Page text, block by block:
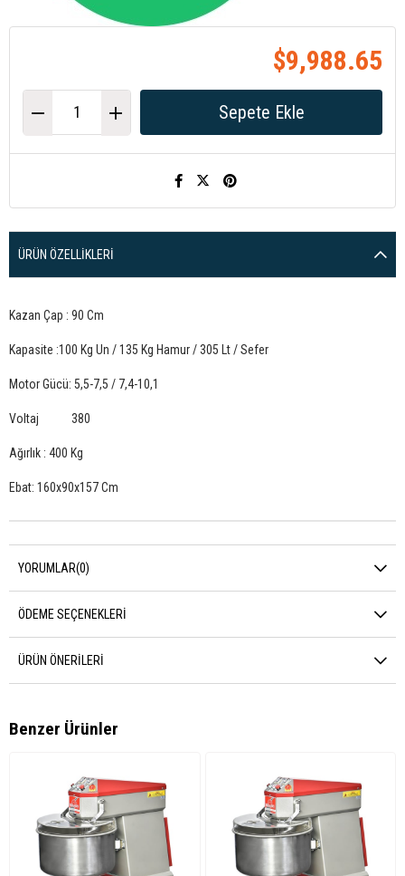
$9,988.65
ÜRÜN ÖZELLIKLERI
Kazan Çap : 90 Cm
Kapasite :100 Kg Un / 135 Kg Hamur / 305 Lt / Sefer
Motor Gücü: 5,5-7,5 / 7,4-10,1
Voltaj 380
Ağırlık : 400 Kg
Ebat: 160x90x157 Cm
YORUMLAR(0)
ÖDEME SEÇENEKLERI
ÜRÜN ÖNERILERI
Benzer Ürünler